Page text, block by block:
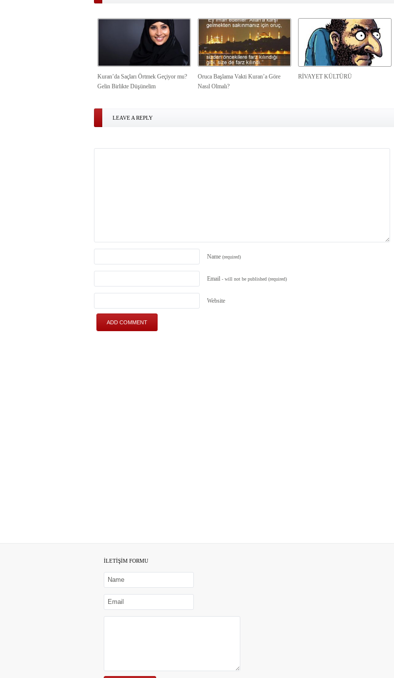
Kuran’da Saçları Örtmek Geçiyor mu?
Gelin Birlikte Düşünelim
Oruca Başlama Vakti Kuran’a Göre
Nasıl Olmalı?
RİVAYET KÜLTÜRÜ
LEAVE A REPLY
Name (required)
Email - will not be published (required)
Website
İLETİŞİM FORMU